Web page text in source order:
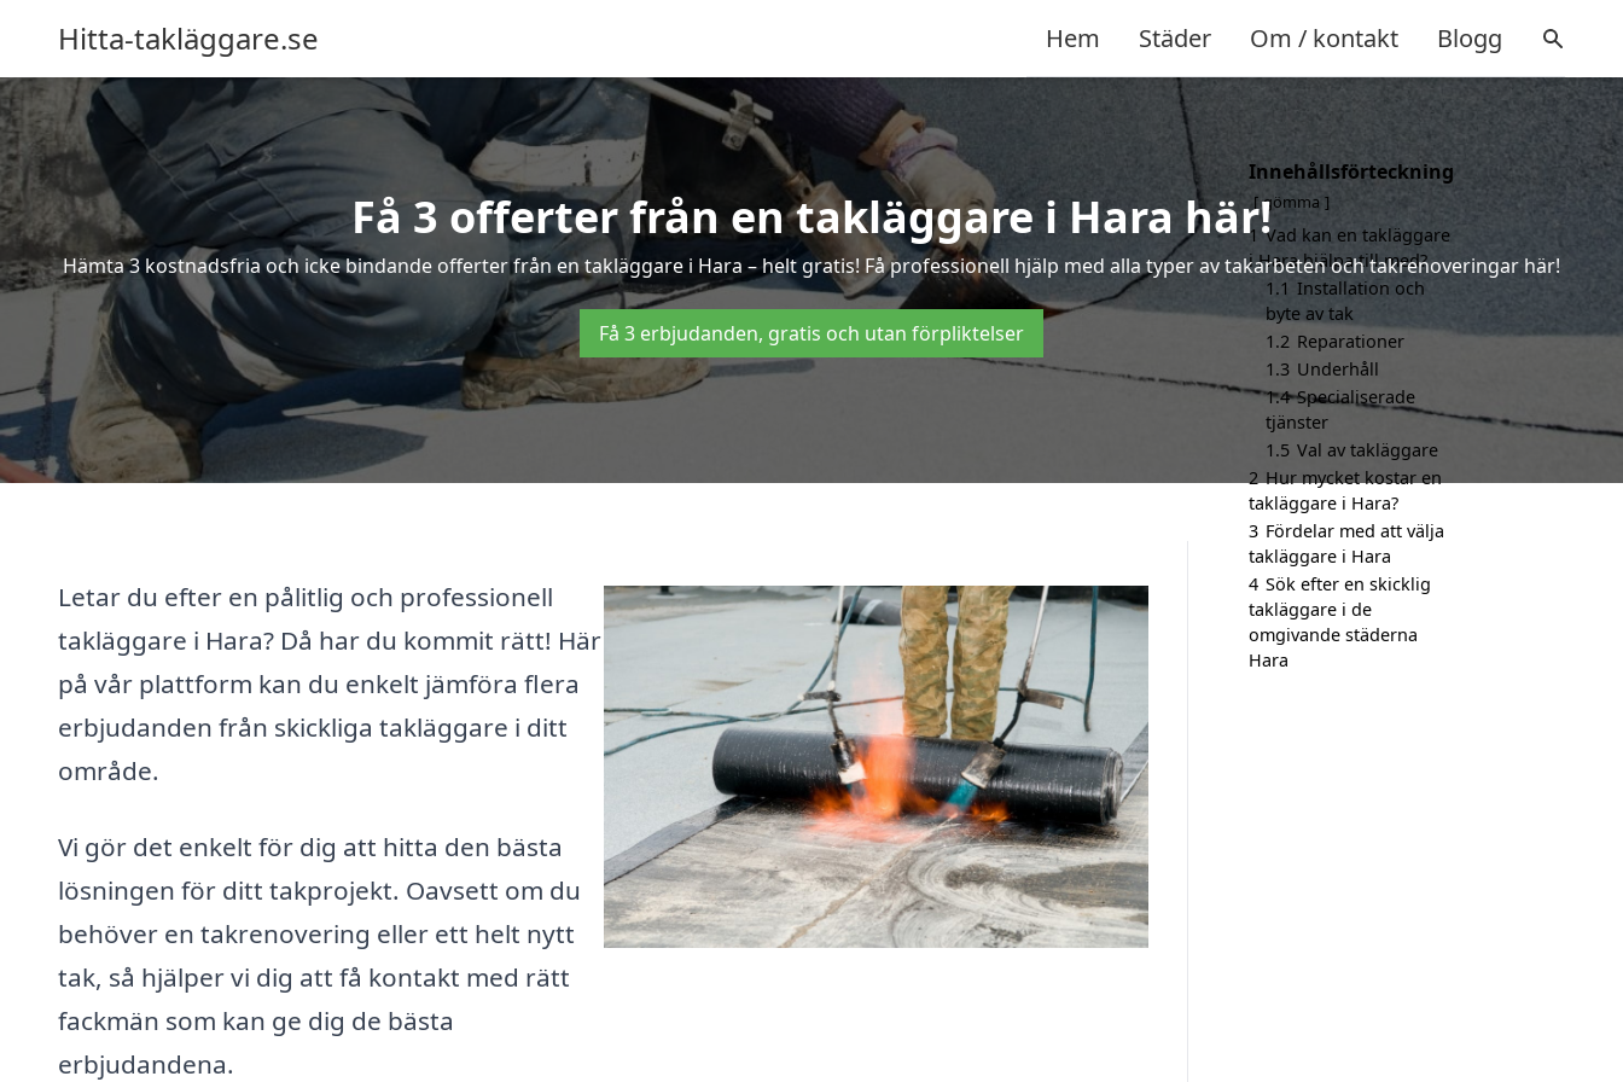
Hitta-takläggare.se Hem Städer Om / kontakt Blogg
Få 3 offerter från en takläggare i Hara här!
Hämta 3 kostnadsfria och icke bindande offerter från en takläggare i Hara – helt gratis! Få professionell hjälp med alla typer av takarbeten och takrenoveringar här!
Få 3 erbjudanden, gratis och utan förpliktelser
Letar du efter en pålitlig och professionell
takläggare i Hara? Då har du kommit rätt! Här
på vår plattform kan du enkelt jämföra flera
erbjudanden från skickliga takläggare i ditt
område.
Vi gör det enkelt för dig att hitta den bästa
lösningen för ditt takprojekt. Oavsett om du
behöver en takrenovering eller ett helt nytt
tak, så hjälper vi dig att få kontakt med rätt
fackmän som kan ge dig de bästa
erbjudandena.
Innehållsförteckning
gömma
1 Vad kan en takläggare
i Hara hjälpa till med?
1.1 Installation och
byte av tak
1.2 Reparationer
1.3 Underhåll
1.4 Specialiserade
tjänster
1.5 Val av takläggare
2 Hur mycket kostar en
takläggare i Hara?
3 Fördelar med att välja
takläggare i Hara
4 Sök efter en skicklig
takläggare i de
omgivande städerna
Hara